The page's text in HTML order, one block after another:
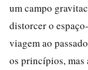
um campo
distorcer o
viagem ao
os princípios, mas